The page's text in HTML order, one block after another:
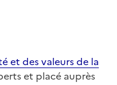
et des valeurs de la
et placé auprès